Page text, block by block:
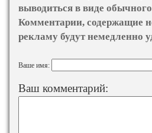
выводиться в виде
Комментарии, содержащие
рекламу будут немедленно
Ваше имя:
Ваш комментарий: